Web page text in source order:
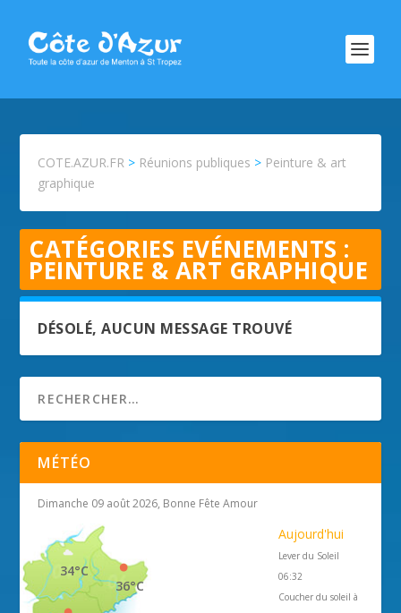
COTE.AZUR.FR > Réunions publiques > Peinture & art
graphique
CATÉGORIES EVÉNEMENTS :
PEINTURE & ART GRAPHIQUE
DÉSOLÉ, AUCUN MESSAGE TROUVÉ
MÉTÉO
Dimanche 09 août 2026, Bonne Fête Amour
36°C
34°C
Aujourd'hui
Lever du Soleil
06:32
Coucher du soleil à